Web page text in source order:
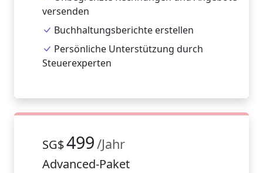
versenden
Buchhaltungsberichte erstellen
Persönliche Unterstützung durch
Steuerexperten
SG$499/Jahr
Advanced-Paket